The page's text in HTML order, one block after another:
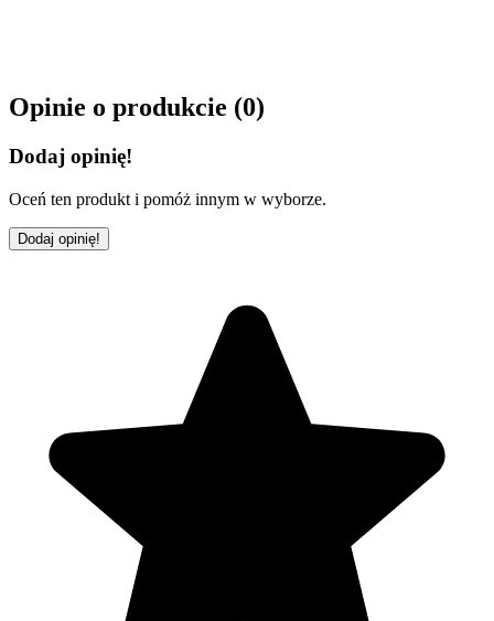
Opinie o produkcie (0)
Dodaj opinię!
Oceń ten produkt i pomóż innym w wyborze.
Dodaj opinię!